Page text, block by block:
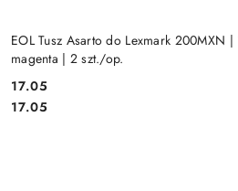
EOL Tusz Asarto do Lexmark 200MXN
magenta | 2 szt./op.
Cena:
17.05
Cena:
17.05